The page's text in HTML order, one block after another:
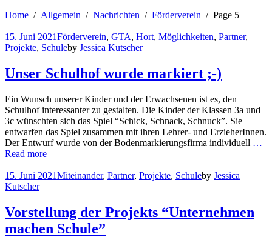
Home
Allgemein Nachrichten Förderverein Page 5
15. Juni 2021Förderverein, GTA, Hort, Möglichkeiten, Partner,
Projekte, Schuleby Jessica Kutscher
Unser Schulhof wurde markiert ;-)
Ein Wunsch unserer Kinder und der Erwachsenen ist es, den
Schulhof interessanter zu gestalten. Die Kinder der Klassen 3a und
3c wünschten sich das Spiel “Schick, Schnack, Schnuck”. Sie
entwarfen das Spiel zusammen mit ihren Lehrer- und ErzieherInnen.
Der Entwurf wurde von der Bodenmarkierungsfirma individuell …
Read more
15. Juni 2021Miteinander, Partner, Projekte, Schuleby Jessica
Kutscher
Vorstellung der Projekts “Unternehmen
machen Schule”